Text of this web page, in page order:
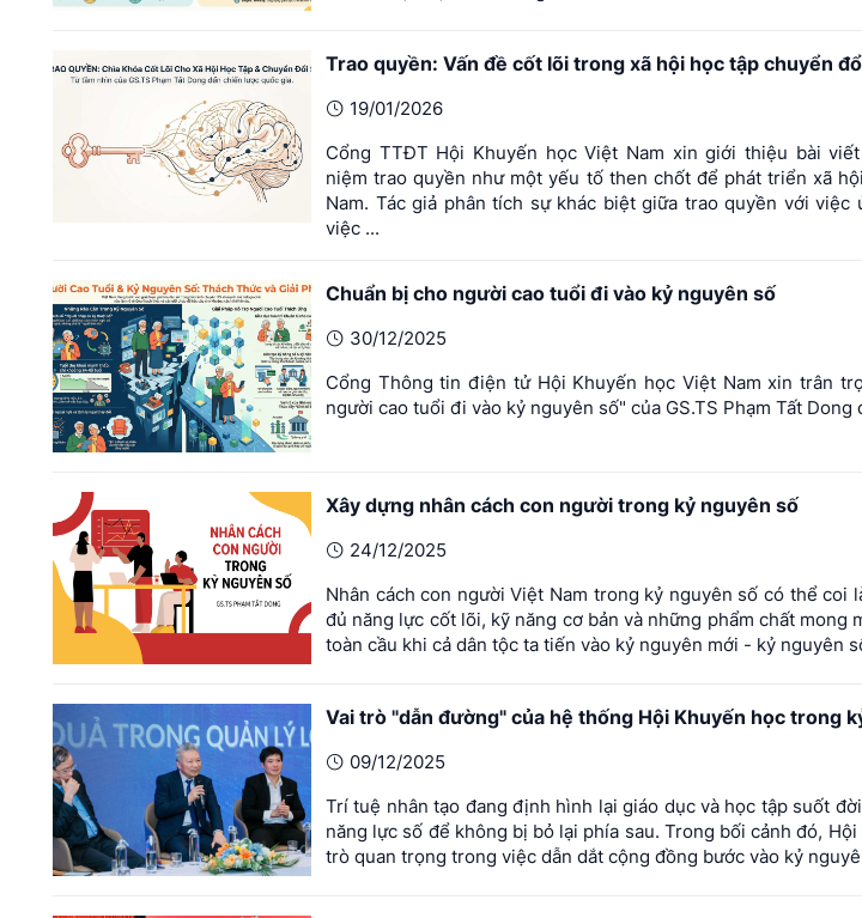
Trao quyền: Vấn đề cốt lõi trong xã hội học tập chuyển
19/01/2026
Cổng TTĐT Hội Khuyến học Việt Nam xin giới thiệu bài
niệm trao quyền như một yếu tố then chốt để phát triển xã
Nam. Tác giả phân tích sự khác biệt giữa trao quyền với việc
việc ...
Chuẩn bị cho người cao tuổi đi vào kỷ nguyên số
30/12/2025
Cổng Thông tin điện tử Hội Khuyến học Việt Nam xin trân
người cao tuổi đi vào kỷ nguyên số" của GS.TS Phạm Tất
Xây dựng nhân cách con người trong kỷ nguyên số
24/12/2025
Nhân cách con người Việt Nam trong kỷ nguyên số có thể coi
đủ năng lực cốt lõi, kỹ năng cơ bản và những phẩm chất mong
toàn cầu khi cả dân tộc ta tiến vào kỷ nguyên mới - kỷ nguyên
Vai trò "dẫn đường" của hệ thống Hội Khuyến học trong
09/12/2025
Trí tuệ nhân tạo đang định hình lại giáo dục và học tập suốt
năng lực số để không bị bỏ lại phía sau. Trong bối cảnh đó,
trò quan trọng trong việc dẫn dắt cộng đồng bước vào kỷ